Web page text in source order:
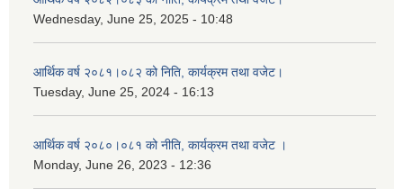
Wednesday, June 25, 2025 - 10:48
आर्थिक वर्ष २०८१।०८२ को निति, कार्यक्रम तथा वजेट।
Tuesday, June 25, 2024 - 16:13
आर्थिक वर्ष २०८०।०८१ को नीति, कार्यक्रम तथा वजेट ।
Monday, June 26, 2023 - 12:36